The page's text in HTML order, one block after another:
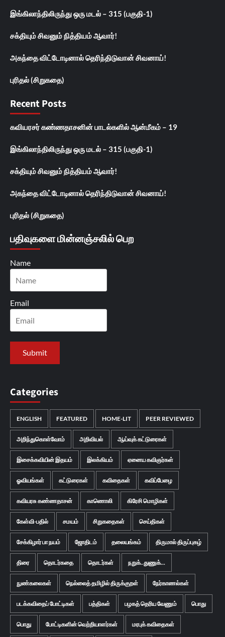
இங்கிலாந்திலிருந்து ஒரு மடல் – 315 (பகுதி-1)
சக்தியும் சிவனும் நித்தியம் ஆவார்!
அகந்தை விட்டோடினால் தெரிந்திடுவான் சிவனாய்!
புரிதல் (சிறுகதை)
Recent Posts
கவியரசர் கண்ணதாசனின் பாடல்களில் ஆன்மீகம் – 19
இங்கிலாந்திலிருந்து ஒரு மடல் – 315 (பகுதி-1)
சக்தியும் சிவனும் நித்தியம் ஆவார்!
அகந்தை விட்டோடினால் தெரிந்திடுவான் சிவனாய்!
புரிதல் (சிறுகதை)
பதிவுகளை மின்னஞ்சலில் பெற
Name
Email
Categories
ENGLISH FEATURED HOME-LIT PEER REVIEWED
அறிந்துகொள்வோம் அறிவியல் ஆய்வுக் கட்டுரைகள்
இசைக்கவியின் இதயம் இலக்கியம் ஏனைய கவிஞர்கள்
ஓவியங்கள் கட்டுரைகள் கவிதைகள் கவிப்பேழை
கவியரசு கண்ணதாசன் காணொலி கிரேசி மொழிகள்
கேள்வி-பதில் சமயம் சிறுகதைகள் செய்திகள்
சேக்கிழார் பா நயம் ஜோதிடம் தலையங்கம் திருமால் திருப்புகழ்
திரை தொடர்கதை தொடர்கள் நறுக்..துணுக்...
நுண்கலைகள் நெல்லைத் தமிழில் திருக்குறள் நேர்காணல்கள்
படக்கவிதைப் போட்டிகள் பத்திகள் பழகத் தெரிய வேணும் பொது
பொது போட்டிகளின் வெற்றியாளர்கள் மரபுக் கவிதைகள்